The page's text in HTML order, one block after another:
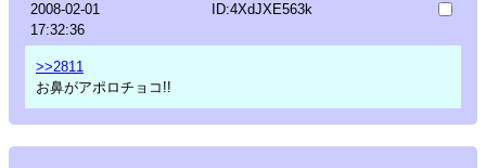
2008-02-01
17:32:36
ID:4XdJXE563k
>>2811
お鼻がアポロチョコ!!